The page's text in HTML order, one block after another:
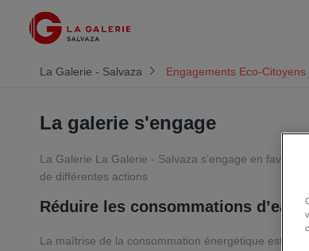
La Galerie - Salvaza Engagements Eco-Citoyens
La galerie s'engage
La Galerie La Galerie - Salvaza s’engage en faveur
de différentes actions
Réduire les consommations d’eau
La maîtrise de la consommation énergétique est un